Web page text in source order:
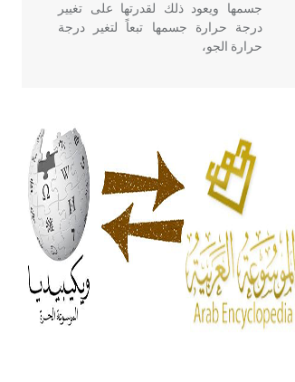
جسمها ويعود ذلك لقدرتها على تغيير
درجة حرارة جسمها تبعاً لتغير درجة
حرارة الجو،
أربعة مؤلفات هي: الحكم، الأدلة، تنظيم
التغذية، ورسالته في جروح الرأس.
ويعود له الفضل بأنه حرر الطب من
الدين والفلسفة.
- هل تعلم أن المرجان إفراز حيواني
يتكون في البحر ويتركب من مادة
كربونات الكلسيوم، وهو أحمر أو شديد
الحمرة وهو أجود أنواعه، ويمتاز بكبر
الحجم ويسمى الش